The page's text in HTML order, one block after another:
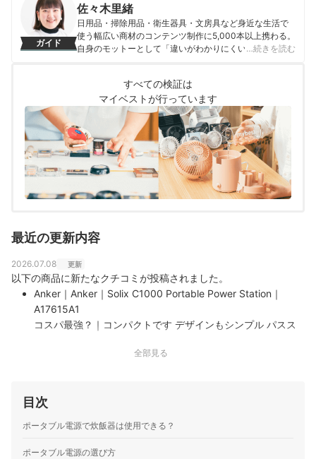
ガイド
佐々木里緒
日用品・掃除用品・衛生器具・文房具など身近な生活で
使う幅広い商材のコンテンツ制作に5,000本以上携わる。
自身のモットーとして「違いがわかりにくい商材だから
佐々木里緒のプロフィール
…続きを読む
すべての検証は
マイベストが行っています
最近の更新内容
2026.07.08 更新
以下の商品に新たなクチコミが投稿されました。
Anker｜Anker｜Solix C1000 Portable Power Station｜
A17615A1
コスパ最強？｜コンパクトです デザインもシンプル パスス
全部見る
目次
ポータブル電源で炊飯器は使用できる？
ポータブル電源の選び方